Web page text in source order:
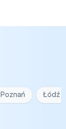
Poznań Łódź